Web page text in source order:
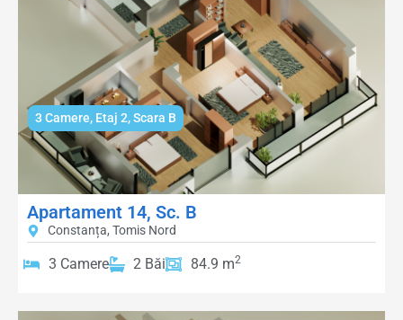
3 Camere, Etaj 2,Scara B
Apartament 14, Sc. B
Constanța, Tomis Nord
3 Camere 2 Băi 84.9 m2